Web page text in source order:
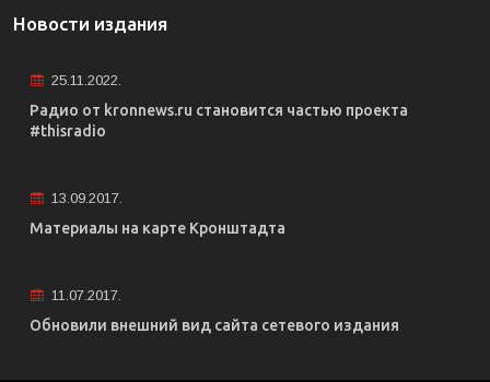
Новости издания
25.11.2022.
Радио от kronnews.ru становится частью проекта
#thisradio
13.09.2017.
Материалы на карте Кронштадта
11.07.2017.
Обновили внешний вид сайта сетевого издания